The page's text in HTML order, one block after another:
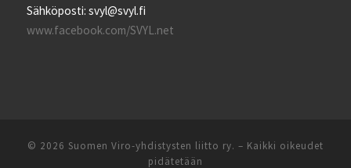
Sähköposti: svyl@svyl.fi
www.facebook.com/SVYL.net
© 2026 Suomen Viro-yhdistysten liitto ry. – Kaikki oikeudet
pidätetään